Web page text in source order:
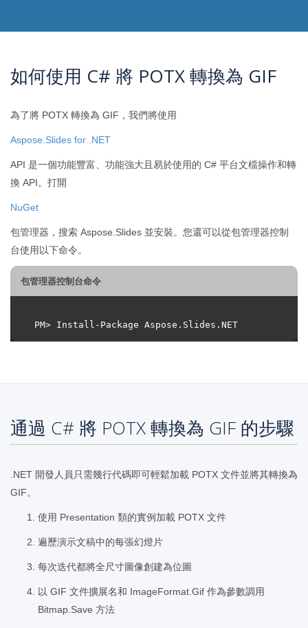
如何使用 C# 將 POTX 轉換為 GIF
為了將 POTX 轉換為 GIF，我們將使用
Aspose.Slides for .NET
API 是一個功能豐富、功能強大且易於使用的 C# 平台文檔操作和轉
換 API。打開
NuGet
包管理器，搜索 Aspose.Slides 並安裝。您還可以從包管理器控制
台使用以下命令。
包管理器控制台命令
通過 C# 將 POTX 轉換為 GIF 的步驟
.NET 開發人員只需幾行代碼即可輕鬆加載 POTX 文件並將其轉換為
GIF。
使用 Presentation 類的實例加載 POTX 文件
遍歷演示文稿中的每張幻燈片
每次迭代都將全尺寸圖像創建為位圖
以 GIF 文件擴展名和 ImageFormat.Gif 作為參數調用
Bitmap.Save 方法